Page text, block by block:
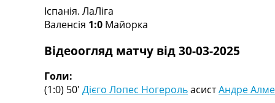
Турніри
Чемпіонат Світу
Україна. Перша Ліга
Іспанія. Ла Ліга
Іспанія. ЛаЛіга
Валенсія 1:0 Майорка
Відеоогляд матчу від 30-03-2025
Голи:
(1:0) 50′ Дієго Лопес НогерольасистАндре